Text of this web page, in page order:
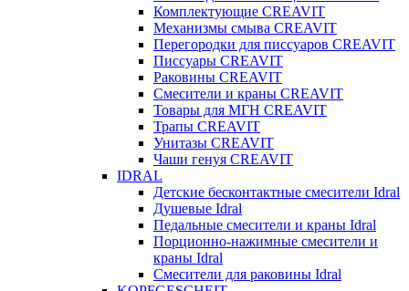
Комплектующие CREAVIT
Механизмы смыва CREAVIT
Перегородки для писсуаров CREAVIT
Писсуары CREAVIT
Раковины CREAVIT
Смесители и краны CREAVIT
Товары для МГН CREAVIT
Трапы CREAVIT
Унитазы CREAVIT
Чаши генуя CREAVIT
IDRAL
Детские бесконтактные смесители Idral
Душевые Idral
Педальные смесители и краны Idral
Порционно-нажимные смесители и
краны Idral
Смеcители для раковины Idral